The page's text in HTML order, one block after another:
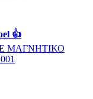
👍
ΜΑΓΝΗΤΙΚΟ